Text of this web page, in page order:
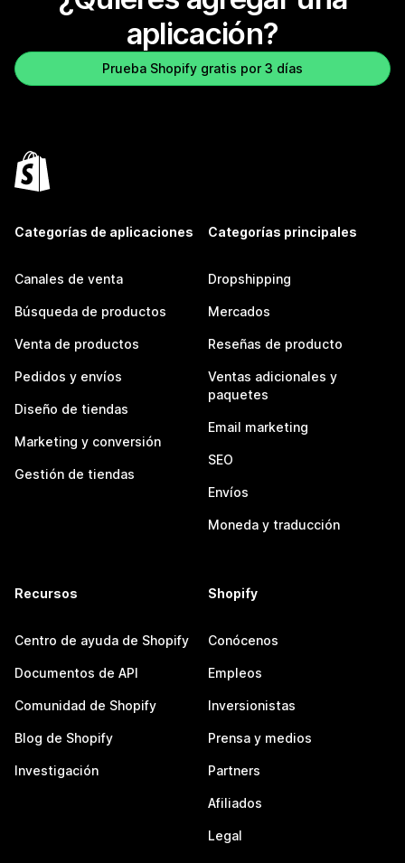
aplicación?
Prueba Shopify gratis por 3 días
Categorías de aplicaciones
Canales de venta
Búsqueda de productos
Venta de productos
Pedidos y envíos
Diseño de tiendas
Marketing y conversión
Gestión de tiendas
Categorías principales
Dropshipping
Mercados
Reseñas de producto
Ventas adicionales y
paquetes
Email marketing
SEO
Envíos
Moneda y traducción
Recursos
Centro de ayuda de Shopify
Documentos de API
Comunidad de Shopify
Blog de Shopify
Investigación
Shopify
Conócenos
Empleos
Inversionistas
Prensa y medios
Partners
Afiliados
Legal